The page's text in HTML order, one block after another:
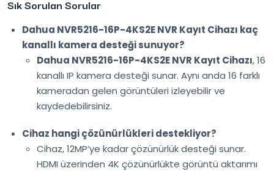
Sık Sorulan Sorular
Dahua NVR5216-16P-4KS2E NVR Kayıt Cihazı kaç
kanallı kamera desteği sunuyor?
Dahua NVR5216-16P-4KS2E NVR Kayıt Cihazı, 16
kanallı IP kamera desteği sunar. Aynı anda 16 farklı
kameradan gelen görüntüleri izleyebilir ve
kaydedebilirsiniz.
Cihaz hangi çözünürlükleri destekliyor?
Cihaz, 12MP’ye kadar çözünürlük desteği sunar.
HDMI üzerinden 4K çözünürlükte görüntü aktarımı